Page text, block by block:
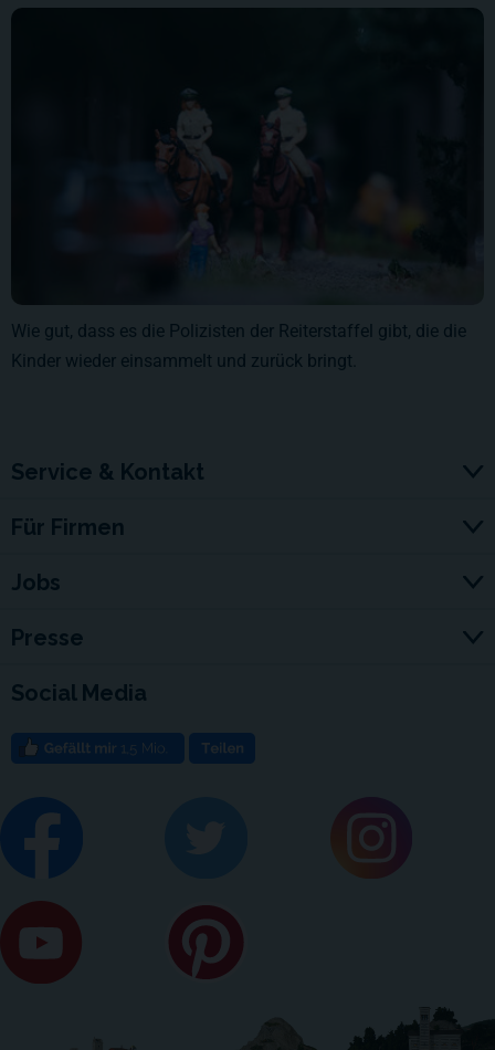
Wie gut, dass es die Polizisten der Reiterstaffel gibt, die die
Kinder wieder einsammelt und zurück bringt.
Service & Kontakt
Für Firmen
Jobs
Presse
Social Media